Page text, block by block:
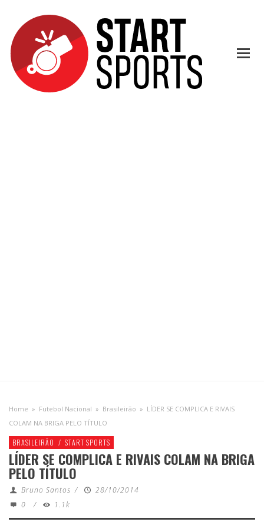
Home » Futebol Nacional » Brasileirão » LÍDER SE COMPLICA E RIVAIS
COLAM NA BRIGA PELO TÍTULO
BRASILEIRÃO / START SPORTS
LÍDER SE COMPLICA E RIVAIS COLAM NA BRIGA
PELO TÍTULO
Bruno Santos /
28/10/2014
0
/ 1.1k